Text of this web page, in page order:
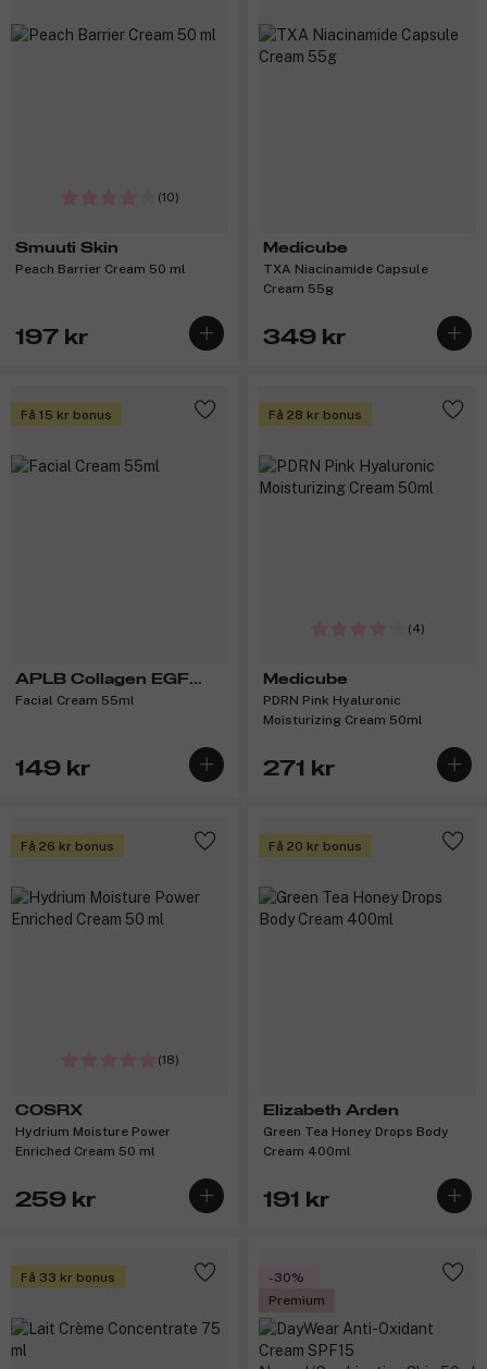
(10)
Smuuti Skin
Peach Barrier Cream 50 ml
197 kr
Medicube
TXA Niacinamide Capsule
Cream 55g
349 kr
Få 15 kr bonus
APLB Collagen EGF
Peptide
Facial Cream 55ml
149 kr
Få 28 kr bonus
(4)
Medicube
PDRN Pink Hyaluronic
Moisturizing Cream 50ml
271 kr
Få 26 kr bonus
(18)
COSRX
Hydrium Moisture Power
Enriched Cream 50 ml
259 kr
Få 20 kr bonus
Elizabeth Arden
Green Tea Honey Drops Body
Cream 400ml
191 kr
Få 33 kr bonus
-30%
Premium